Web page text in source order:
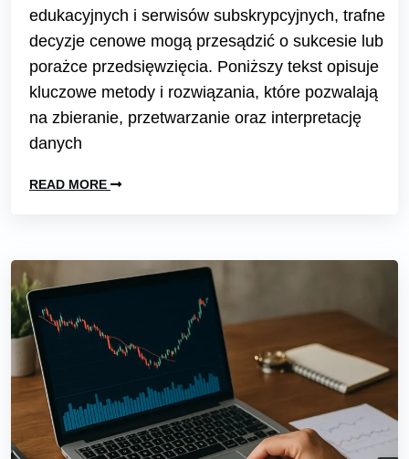
edukacyjnych i serwisów subskrypcyjnych, trafne
decyzje cenowe mogą przesądzić o sukcesie lub
porażce przedsięwzięcia. Poniższy tekst opisuje
kluczowe metody i rozwiązania, które pozwalają
na zbieranie, przetwarzanie oraz interpretację
danych
READ MORE